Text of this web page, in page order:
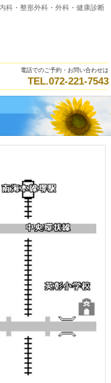
・整形外科・外科・健康診断
電話でのご予約・お問い合わせは
TEL.072‐221‐7543